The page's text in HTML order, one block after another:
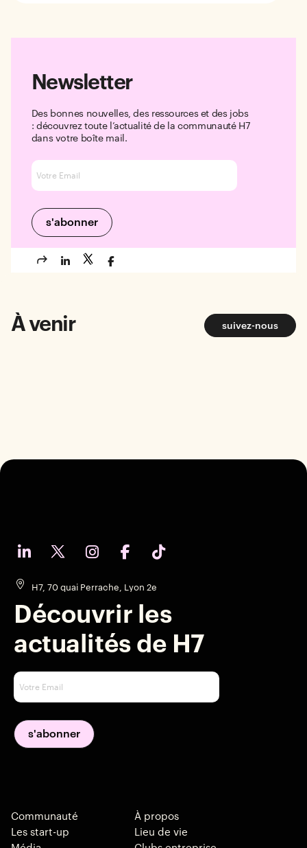
Newsletter
Des bonnes nouvelles, des ressources et des jobs
: découvrez toute l’actualité de la communauté H7
dans votre boîte mail.
À venir suivez-nous
H7, 70 quai Perrache, Lyon 2e
Découvrir les
actualités de H7
Communauté
Les start-up
À propos
Lieu de vie